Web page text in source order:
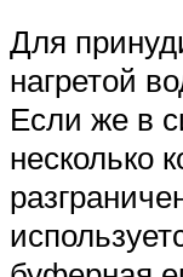
Для
нагретой
Если же в
несколько